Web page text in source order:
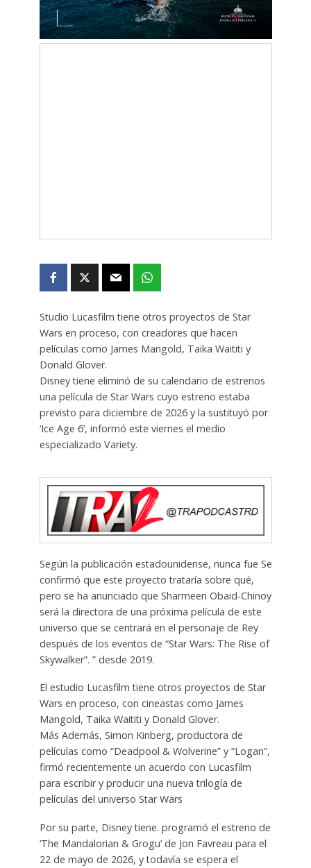
Studio Lucasfilm tiene otros proyectos de Star
Wars en proceso, con creadores que hacen
películas como James Mangold, Taika Waititi y
Donald Glover.
Disney tiene eliminó de su calendario de estrenos
una película de Star Wars cuyo estreno estaba
previsto para diciembre de 2026 y la sustituyó por
‘Ice Age 6’, informó este viernes el medio
especializado Variety.
Según la publicación estadounidense, nunca fue Se
confirmó que este proyecto trataría sobre qué,
pero se ha anunciado que Sharmeen Obaid-Chinoy
será la directora de una próxima película de este
universo que se centrará en el personaje de Rey
después de los eventos de “Star Wars: The Rise of
Skywalker”. ” desde 2019.
El estudio Lucasfilm tiene otros proyectos de Star
Wars en proceso, con cineastas como James
Mangold, Taika Waititi y Donald Glover.
Más Además, Simon Kinberg, productora de
películas como “Deadpool & Wolverine” y “Logan”,
firmó recientemente un acuerdo con Lucasfilm
para escribir y producir una nueva trilogía de
películas del universo Star Wars
Por su parte, Disney tiene. programó el estreno de
‘The Mandalorian & Grogu’ de Jon Favreau para el
22 de mayo de 2026, y todavía se espera el